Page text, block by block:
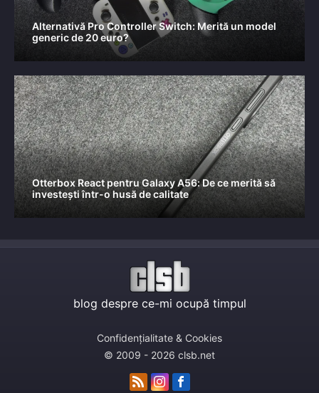
Alternativă Pro Controller Switch: Merită un model
generic de 20 euro?
Otterbox React pentru Galaxy A56: De ce merită să
investești într-o husă de calitate
blog despre ce-mi ocupă timpul
Confidențialitate & Cookies
© 2009 - 2026 clsb.net